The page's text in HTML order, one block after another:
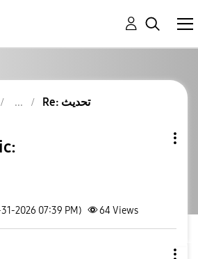
Re: تحديث
2026 07:39 PM) 64Views